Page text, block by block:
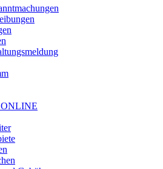
ONLINE